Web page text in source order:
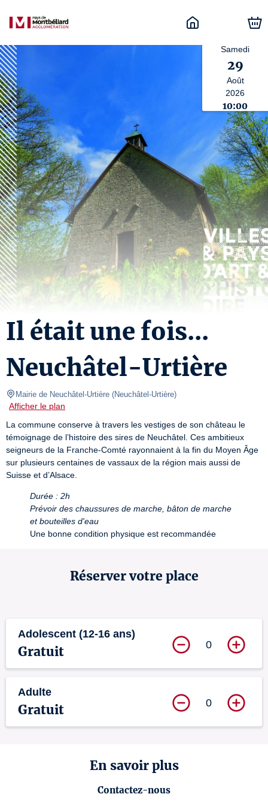
Samedi
29
Août
2026
10:00
Il était une fois...
Neuchâtel-Urtière
Mairie de Neuchâtel-Urtière (Neuchâtel-Urtière)
Afficher le plan
La commune conserve à travers les vestiges de son château le
témoignage de l’histoire des sires de Neuchâtel. Ces ambitieux
seigneurs de la Franche-Comté rayonnaient à la fin du Moyen Âge
sur plusieurs centaines de vassaux de la région mais aussi de
Suisse et d’Alsace.
Durée : 2h
Prévoir des chaussures de marche, bâton de marche
et bouteilles d'eau
Une bonne condition physique est recommandée
Réserver votre place
Adolescent (12-16 ans)
Gratuit 0
Adulte
Gratuit 0
En savoir plus
Contactez-nous